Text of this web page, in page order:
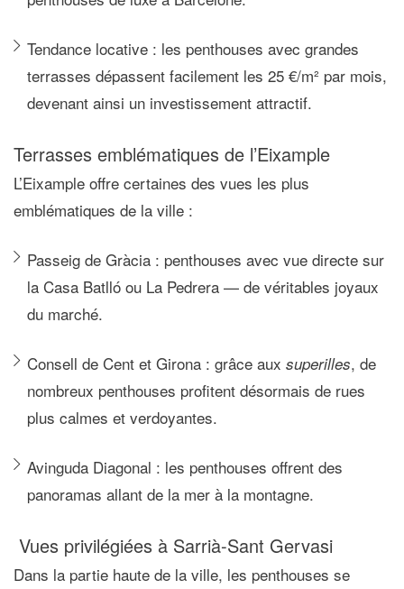
Tendance locative : les penthouses avec grandes
terrasses dépassent facilement les 25 €/m² par mois,
devenant ainsi un investissement attractif.
Terrasses emblématiques de l’Eixample
L’Eixample offre certaines des vues les plus
emblématiques de la ville :
Passeig de Gràcia : penthouses avec vue directe sur
la Casa Batlló ou La Pedrera — de véritables joyaux
du marché.
Consell de Cent et Girona : grâce aux superilles, de
nombreux penthouses profitent désormais de rues
plus calmes et verdoyantes.
Avinguda Diagonal : les penthouses offrent des
panoramas allant de la mer à la montagne.
Vues privilégiées à Sarrià-Sant Gervasi
Dans la partie haute de la ville, les penthouses se